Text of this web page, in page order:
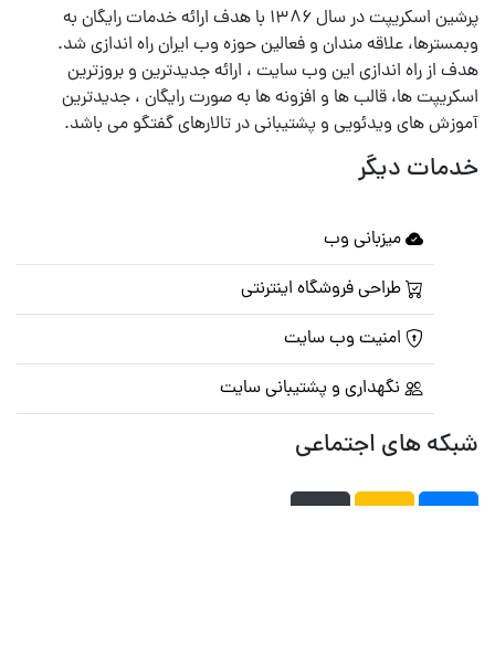
پرشین اسکریپت در سال ۱۳۸۶ با هدف ارائه خدمات رایگان به
وبمسترها، علاقه مندان و فعالین حوزه وب ایران راه اندازی شد.
هدف از راه اندازی این وب سایت ، ارائه جدیدترین و بروزترین
اسکریپت ها، قالب ها و افزونه ها به صورت رایگان ، جدیدترین
آموزش های ویدئویی و پشتیبانی در تالارهای گفتگو می باشد.
خدمات دیگر
میزبانی وب
طراحی فروشگاه اینترنتی
امنیت وب سایت
نگهداری و پشتیبانی سایت
شبکه های اجتماعی